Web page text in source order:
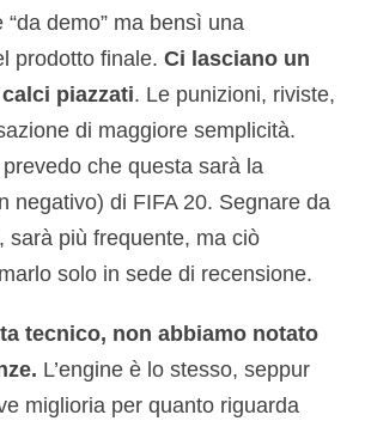
demo” ma bensì una
prodotto finale. Ci lasciano un
piazzati. Le punizioni, riviste,
di maggiore semplicità.
che questa sarà la
negativo) di FIFA 20. Segnare da
sarà più frequente, ma ciò
solo in sede di recensione.
tecnico, non abbiamo notato
L’engine è lo stesso, seppur
miglioria per quanto riguarda